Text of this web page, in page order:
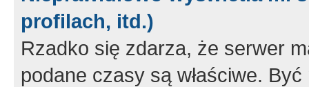
profilach, itd.)
Rzadko się zdarza, że serwer
podane czasy są właściwe.